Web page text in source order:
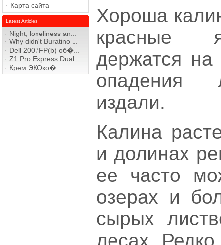
· Карта сайта
Latest Articles
· Night, loneliness an...
· Why didn't Buratino ...
· Dell 2007FP(b) об�...
· Z1 Pro Express Dual ...
· Крем ЭКОко�...
Хороша
красные
держатся на
опадения
издали.
Калина
и долинах
ее часто
озерах и
сырых
лесах.